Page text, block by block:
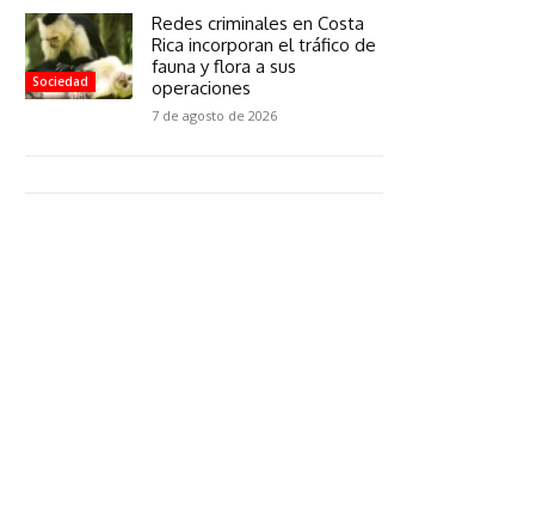
Sociedad
Redes criminales en Costa
Rica incorporan el tráfico de
fauna y flora a sus
operaciones
7 de agosto de 2026